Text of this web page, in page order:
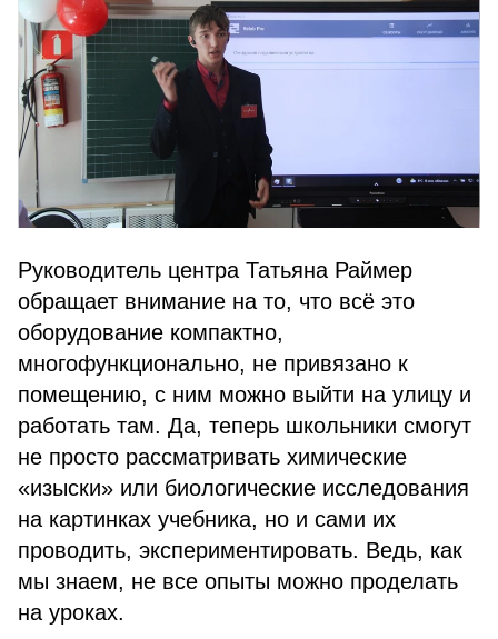
Руководитель центра Татьяна Раймер
обращает внимание на то, что всё это
оборудование компактно,
многофункционально, не привязано к
помещению, с ним можно выйти на улицу и
работать там. Да, теперь школьники смогут
не просто рассматривать химические
«изыски» или биологические исследования
на картинках учебника, но и сами их
проводить, экспериментировать. Ведь, как
мы знаем, не все опыты можно проделать
на уроках.